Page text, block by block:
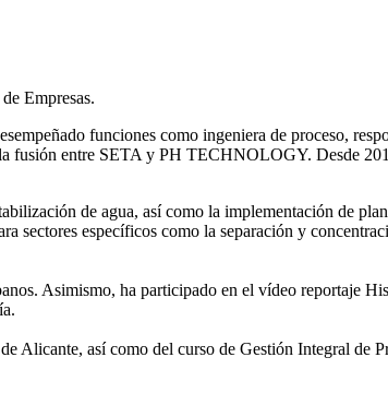
Empresas.
funciones como ingeniera de proceso,
fusión entre SETA y PH TECHNOLOGY. Desde
de agua, así como la implementación de
sectores específicos como la separación y
Asimismo, ha participado en el vídeo reportaje
Alicante, así como del curso de Gestión Integral de